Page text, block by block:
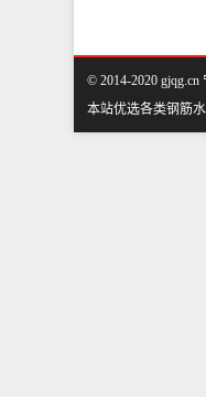
© 2014-2020 gjqg.cn
本站优选各类钢筋